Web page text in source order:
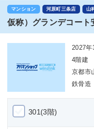
マンション 河原町三条店 山
仮称）グランデコート
2027年
4階建
京都市
鉄骨造
301(3階)